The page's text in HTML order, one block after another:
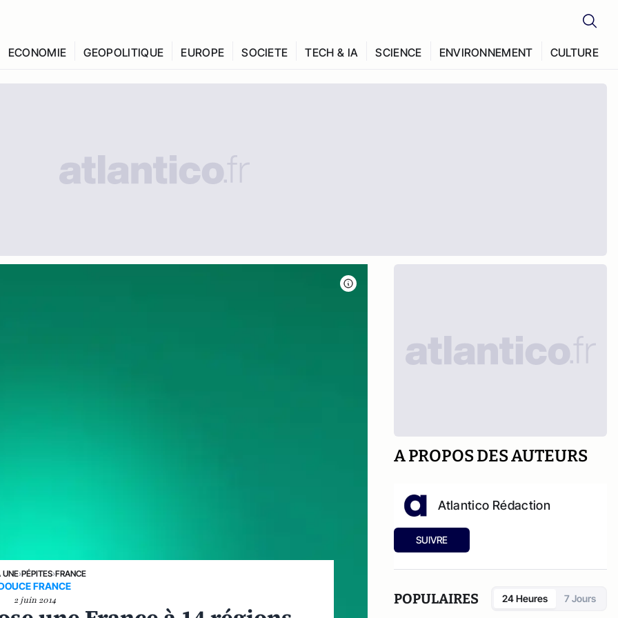
ECONOMIE GEOPOLITIQUE EUROPE SOCIETE TECH & IA SCIENCE ENVIRONNEMENT CULTURE
UNE›PÉPITES›FRANCE
FRANCE
2 juin 2014
A PROPOS DES AUTEURS
Atlantico Rédaction
SUIVRE
POPULAIRES 24 Heures 7 Jours